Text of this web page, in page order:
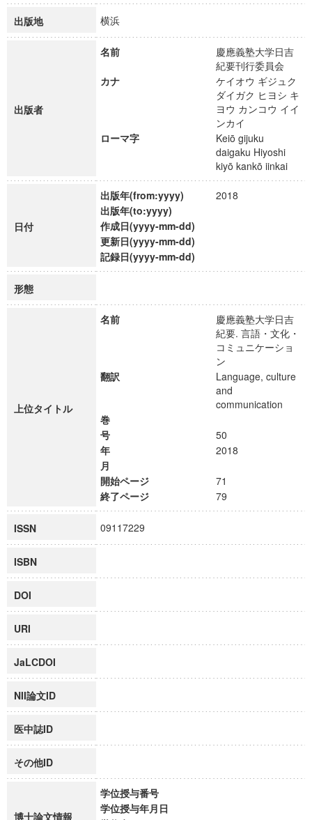
出版地 横浜
出版者
名前
慶應義塾大学日吉
紀要刊行委員会
カナ
ケイオウ ギジュク
ダイガク ヒヨシ キ
ヨウ カンコウ イイ
ンカイ
ローマ字
Keiō gijuku
daigaku Hiyoshi
kiyō kankō iinkai
日付
出版年(from:yyyy)
2018
出版年(to:yyyy)
作成日(yyyy-mm-dd)
更新日(yyyy-mm-dd)
記録日(yyyy-mm-dd)
形態
上位タイトル
名前
慶應義塾大学日吉
紀要. 言語・文化・
コミュニケーショ
ン
翻訳
Language, culture
and
communication
巻
号
50
年
2018
月
開始ページ
71
終了ページ
79
ISSN 09117229
ISBN
DOI
URI
JaLCDOI
NII論文ID
医中誌ID
その他ID
博士論文情報
学位授与番号
学位授与年月日